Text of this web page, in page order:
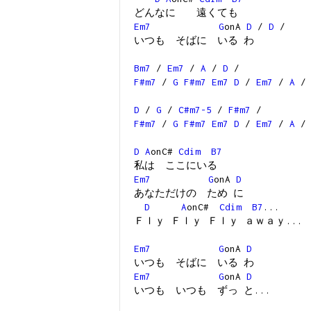
どんなに 遠くても
Em7
GonA D / D /
いつも そばに いる わ
Bm7 / Em7 / A / D /
F#m7
/ G F#m7 Em7 D / Em7 / A /
D / G / C#m7-5 / F#m7
/
F#m7
/ G F#m7 Em7 D / Em7 / A /
D AonC# Cdim
B7
私は ここにいる
Em7
GonA D
あなただけの ため に
D
AonC# Cdim B7 ...
Ｆｌｙ Ｆｌｙ Ｆｌｙ ａｗａｙ...
Em7 GonA D
いつも そばに いる わ
Em7
GonA D
いつも いつも ずっ と...